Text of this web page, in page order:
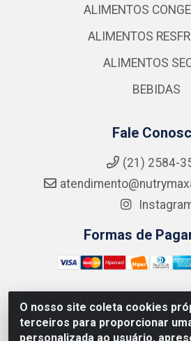
O nosso site coleta cookies
terceiros para proporcionar
personalizada ao usuário,
ALIMENTOS
ALIMENTOS
ALIMENTOS
BEBIDAS
Fale
(21) 2584-
Formas de
NUTRY MAX COMÉRCIO DE
LTDA - RUA DO FEIJÃO, 721